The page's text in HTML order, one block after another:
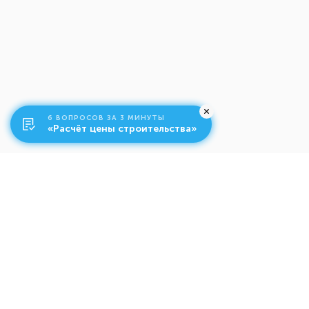
6 ВОПРОСОВ ЗА 3 МИНУТЫ
«Расчёт цены строительства»